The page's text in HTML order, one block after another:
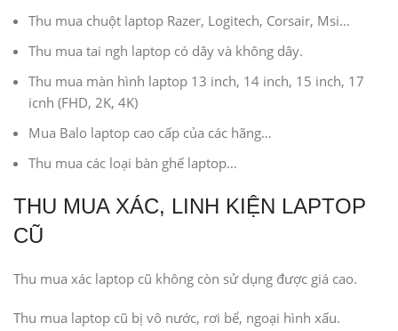
Thu mua chuột laptop Razer, Logitech, Corsair, Msi…
Thu mua tai ngh laptop có dây và không dây.
Thu mua màn hình laptop 13 inch, 14 inch, 15 inch, 17
icnh (FHD, 2K, 4K)
Mua Balo laptop cao cấp của các hãng…
Thu mua các loại bàn ghế laptop…
THU MUA XÁC, LINH KIỆN LAPTOP
CŨ
Thu mua xác laptop cũ không còn sử dụng được giá cao.
Thu mua laptop cũ bị vô nước, rơi bể, ngoại hình xấu.